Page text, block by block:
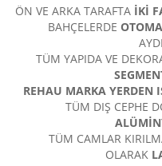
ÖN VE ARKA TARAFTA İKİ
BAHÇELERDE
TÜM YAPIDA VE
REHAU MARKA YERDEN
TÜM DIŞ CEPHE
TÜM CAMLAR
OLARAK